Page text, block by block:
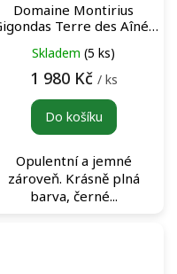
Domaine Montirius
Terre des Aînés
červené víno
Skladem (5 ks)
1 980 Kč / ks
Do košíku
Opulentní a jemné
zároveň. Krásně plná
barva, černé...